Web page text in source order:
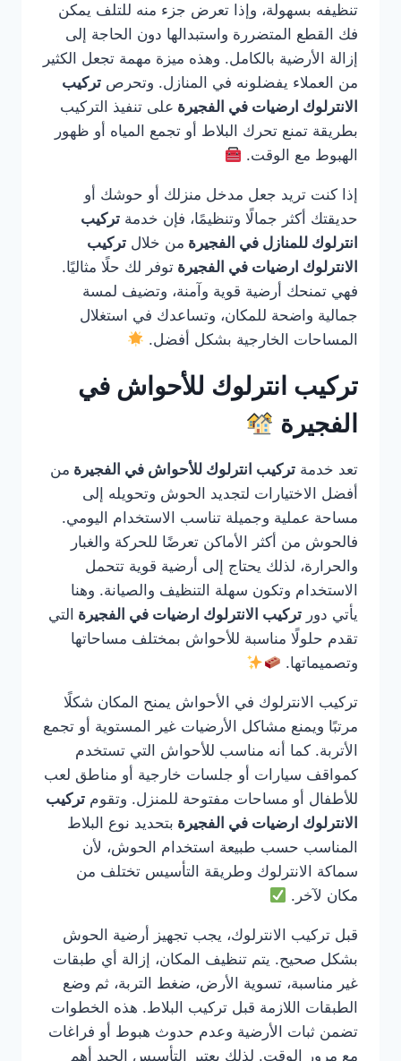
تنظيفه بسهولة، وإذا تعرض جزء منه للتلف يمكن
فك القطع المتضررة واستبدالها دون الحاجة إلى
إزالة الأرضية بالكامل. وهذه ميزة مهمة تجعل الكثير
من العملاء يفضلونه في المنازل. وتحرص تركيب
الانترلوك ارضيات في الفجيرة على تنفيذ التركيب
بطريقة تمنع تحرك البلاط أو تجمع المياه أو ظهور
الهبوط مع الوقت.
إذا كنت تريد جعل مدخل منزلك أو حوشك أو
حديقتك أكثر جمالًا وتنظيمًا، فإن خدمة تركيب
انترلوك للمنازل في الفجيرة من خلال تركيب
الانترلوك ارضيات في الفجيرة توفر لك حلًا مثاليًا.
فهي تمنحك أرضية قوية وآمنة، وتضيف لمسة
جمالية واضحة للمكان، وتساعدك في استغلال
المساحات الخارجية بشكل أفضل.
تركيب انترلوك للأحواش في
الفجيرة
تعد خدمة تركيب انترلوك للأحواش في الفجيرة من
أفضل الاختيارات لتجديد الحوش وتحويله إلى
مساحة عملية وجميلة تناسب الاستخدام اليومي.
فالحوش من أكثر الأماكن تعرضًا للحركة والغبار
والحرارة، لذلك يحتاج إلى أرضية قوية تتحمل
الاستخدام وتكون سهلة التنظيف والصيانة. وهنا
يأتي دور تركيب الانترلوك ارضيات في الفجيرة التي
تقدم حلولًا مناسبة للأحواش بمختلف مساحاتها
وتصميماتها.
تركيب الانترلوك في الأحواش يمنح المكان شكلًا
مرتبًا ويمنع مشاكل الأرضيات غير المستوية أو تجمع
الأتربة. كما أنه مناسب للأحواش التي تستخدم
كمواقف سيارات أو جلسات خارجية أو مناطق لعب
للأطفال أو مساحات مفتوحة للمنزل. وتقوم تركيب
الانترلوك ارضيات في الفجيرة بتحديد نوع البلاط
المناسب حسب طبيعة استخدام الحوش، لأن
سماكة الانترلوك وطريقة التأسيس تختلف من
مكان لآخر.
قبل تركيب الانترلوك، يجب تجهيز أرضية الحوش
بشكل صحيح. يتم تنظيف المكان، إزالة أي طبقات
غير مناسبة، تسوية الأرض، ضغط التربة، ثم وضع
الطبقات اللازمة قبل تركيب البلاط. هذه الخطوات
تضمن ثبات الأرضية وعدم حدوث هبوط أو فراغات
مع مرور الوقت. لذلك يعتبر التأسيس الجيد أهم